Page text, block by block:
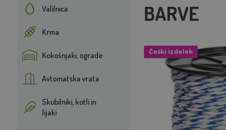
Valilnica
Krma
Kokošnjaki, ograde
Avtomatska vrata
Skubilniki, kotli in
lijaki
BARVE
Češki izdelek